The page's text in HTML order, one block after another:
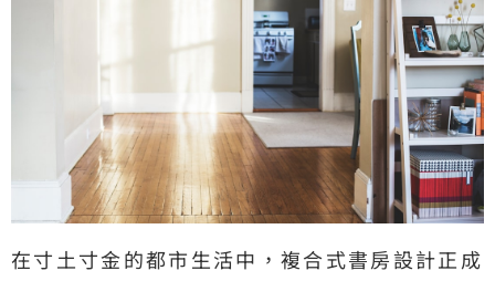
在寸土寸金的都市生活中，複合式書房設計正成